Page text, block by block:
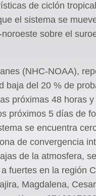
de ciclón
el sistema se
sobre el
(NHC-NOAA),
baja del 20 % de
próximas 48 horas
próximos 5 días de
se encuentra
de convergencia
de la atmosfera,
fuertes en la región
Magdalena,